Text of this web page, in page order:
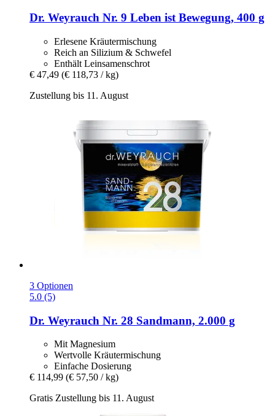
Dr. Weyrauch Nr. 9 Leben ist Bewegung, 400 g
Erlesene Kräutermischung
Reich an Silizium & Schwefel
Enthält Leinsamenschrot
€ 47,49 (€ 118,73 / kg)
Zustellung bis 11. August
3 Optionen
5.0 (5)
Dr. Weyrauch Nr. 28 Sandmann, 2.000 g
Mit Magnesium
Wertvolle Kräutermischung
Einfache Dosierung
€ 114,99 (€ 57,50 / kg)
Gratis Zustellung bis 11. August